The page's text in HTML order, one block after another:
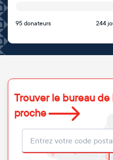
95 donateurs 244
Trouver le bureau
proche
Localisation